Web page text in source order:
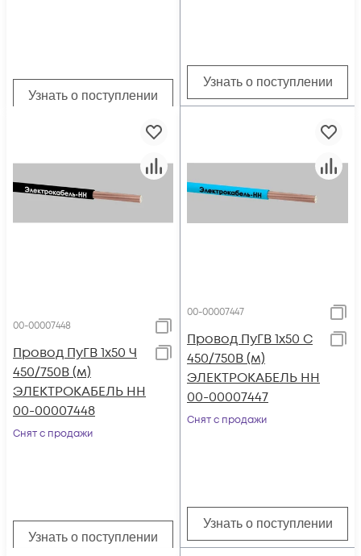
Узнать о поступлении
Узнать о поступлении
00-00007448
Провод ПуГВ 1х50 Ч
450/750В (м)
ЭЛЕКТРОКАБЕЛЬ НН
00-00007448
Снят с продажи
Узнать о поступлении
00-00007447
Провод ПуГВ 1х50 С
450/750В (м)
ЭЛЕКТРОКАБЕЛЬ НН
00-00007447
Снят с продажи
Узнать о поступлении